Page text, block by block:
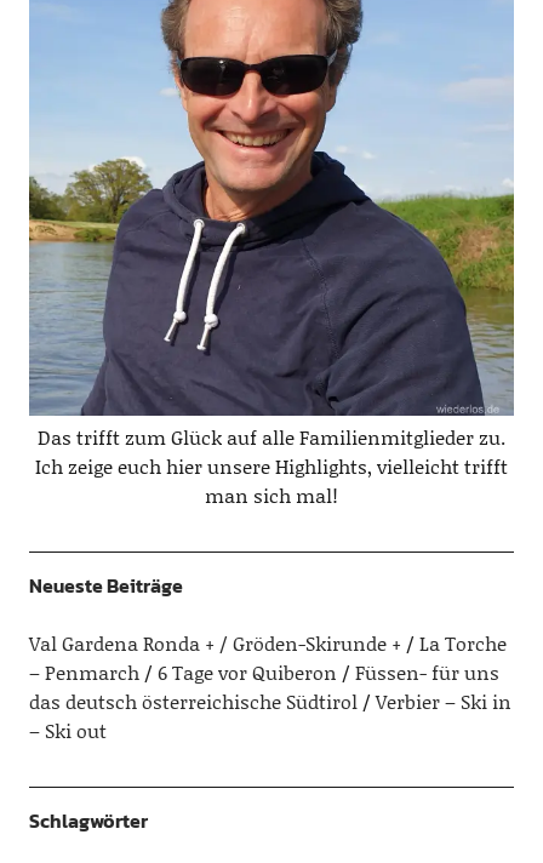
Das trifft zum Glück auf alle Familienmitglieder zu.
Ich zeige euch hier unsere Highlights, vielleicht trifft
man sich mal!
Neueste Beiträge
Val Gardena Ronda + / Gröden-Skirunde +
La Torche
– Penmarch
6 Tage vor Quiberon
Füssen- für uns
das deutsch österreichische Südtirol
Verbier – Ski in
– Ski out
Schlagwörter